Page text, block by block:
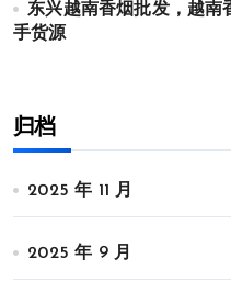
东兴越南香烟批发，越南
手货源
归档
2025 年 11 月
2025 年 9 月